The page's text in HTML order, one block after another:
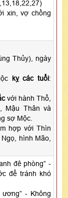
xin, vợ chồng
Thủy), ngày
kỵ các tuổi:
với hành Thổ,
Mậu Thân và
sợ Mộc.
hợp với Thìn
hình Mão,
đê phòng” -
để tránh khó
- Không